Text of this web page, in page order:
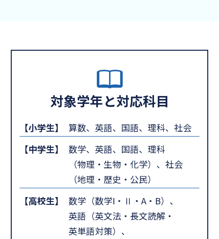
対象学年と対応科目
【小学生】
算数、英語、国語、理科、社会
【中学生】
数学、英語、国語、理科
（物理・生物・化学）、社会
（地理・歴史・公民）
【高校生】
数学（数学I・Ⅱ・A・B）、
英語（英文法・長文読解・
英単語対策）、